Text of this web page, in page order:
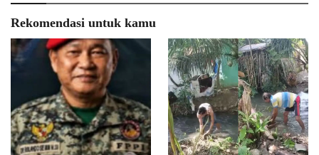
Rekomendasi untuk kamu